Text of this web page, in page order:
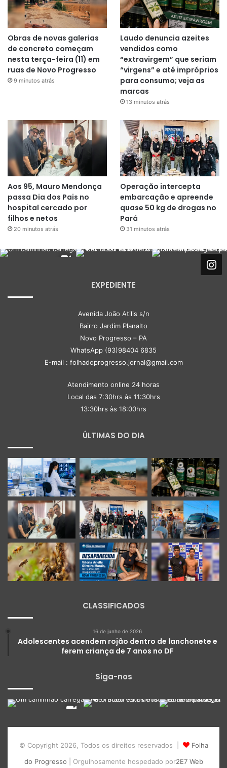
Obras de novas galerias
de concreto começam
nesta terça-feira (11) em
ruas de Novo Progresso
9 minutos atrás
Laudo denuncia azeites
vendidos como
“extravirgem” que seriam
“virgens” e até impróprios
para consumo; veja as
marcas
13 minutos atrás
Aos 95, Mauro Mendonça
passa Dia dos Pais no
hospital cercado por
filhos e netos
20 minutos atrás
Operação intercepta
embarcação e apreende
quase 50 kg de drogas no
Pará
31 minutos atrás
EXPEDIENTE
Avenida João Atilis s/n
Bairro Jardim Planalto
Novo Progresso – PA
WhatsApp (93)98404 6835
E-mail : folhadoprogresso.jornal@gmail.com
Atendimento online 24 horas
Local das 7:30hrs às 11:30hrs
13:30hrs às 18:00hrs
ÚLTIMAS DO DIA
CLASSIFICADOS
16 de junho de 2026
Adolescentes acendem rojão dentro de lanchonete e
ferem criança de 7 anos no DF
Siga-nos
© Copyright 2026, Todos os direitos reservados |
Folha
do Progresso | Orgulhosamente hospedado por2E7 Web